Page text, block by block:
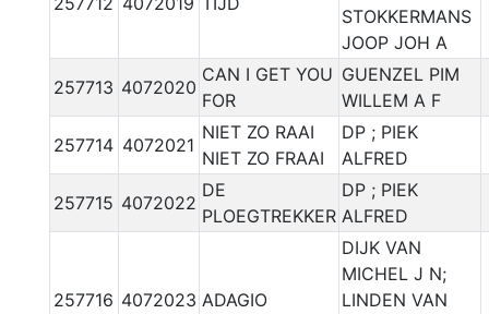
STOKKERMANS
JOOP JOH A
257713 4072020
CAN I GET YOU
FOR
GUENZEL PIM
WILLEM A F
257714 4072021
NIET ZO RAAI
NIET ZO FRAAI
DP ; PIEK
ALFRED
257715 4072022
DE
PLOEGTREKKER
DP ; PIEK
ALFRED
257716 4072023 ADAGIO
DIJK VAN
MICHEL J N;
LINDEN VAN